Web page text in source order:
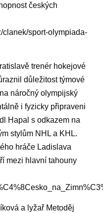
českých
clanek/sport-olympiada-
trenér ‌hokejové
důležitost týmové
náročný⁢ olympijský
i fyzicky připraveni
Hapal s odkazem na
stylům NHL a KHL.
hráče Ladislava
mezi hlavní tahouny
a lyžař Metoděj